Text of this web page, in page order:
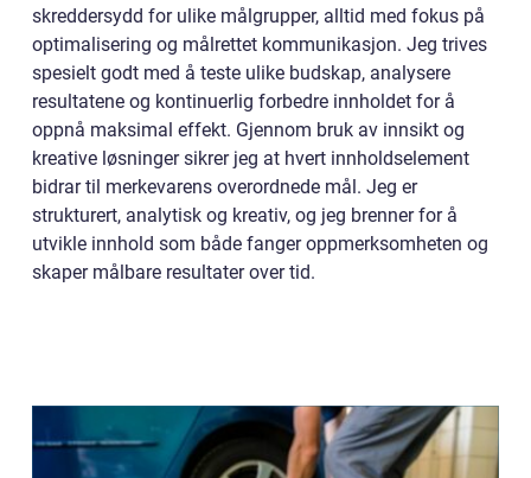
skreddersydd for ulike målgrupper, alltid med fokus på
optimalisering og målrettet kommunikasjon. Jeg trives
spesielt godt med å teste ulike budskap, analysere
resultatene og kontinuerlig forbedre innholdet for å
oppnå maksimal effekt. Gjennom bruk av innsikt og
kreative løsninger sikrer jeg at hvert innholdselement
bidrar til merkevarens overordnede mål. Jeg er
strukturert, analytisk og kreativ, og jeg brenner for å
utvikle innhold som både fanger oppmerksomheten og
skaper målbare resultater over tid.